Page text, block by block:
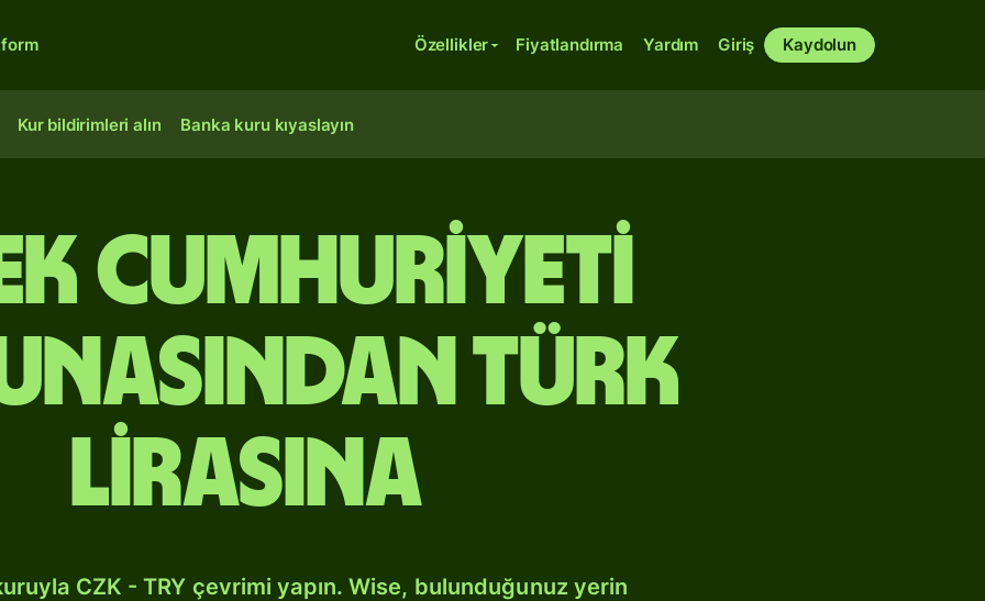
Özellikler Fiyatlandırma Yardım Giriş Kaydolun
Kur bildirimleri alın Banka kuru kıyaslayın
Cumhuriyeti
Türk
lirasına
CZK - TRY çevrimi yapın. Wise, bulunduğunuz yerin